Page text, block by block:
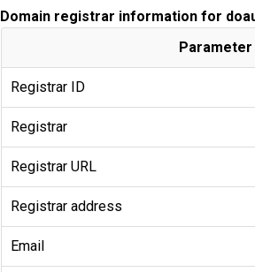
Domain registrar information for
Parameter
Registrar ID
Registrar
Registrar URL
Registrar address
Email